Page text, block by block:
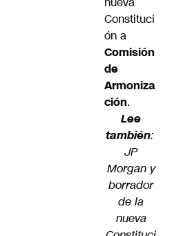
Constituci
ón a
Comisión
de
Armoniza
ción.
Lee
también:
JP
Morgan y
borrador
de la
nueva